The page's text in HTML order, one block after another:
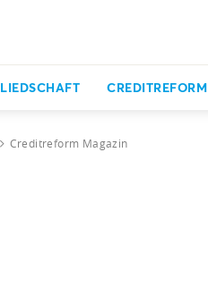
CREDITREFORM
Creditreform Magazin